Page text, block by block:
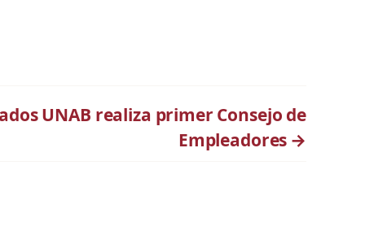
UNAB realiza primer Consejo de
Empleadores →